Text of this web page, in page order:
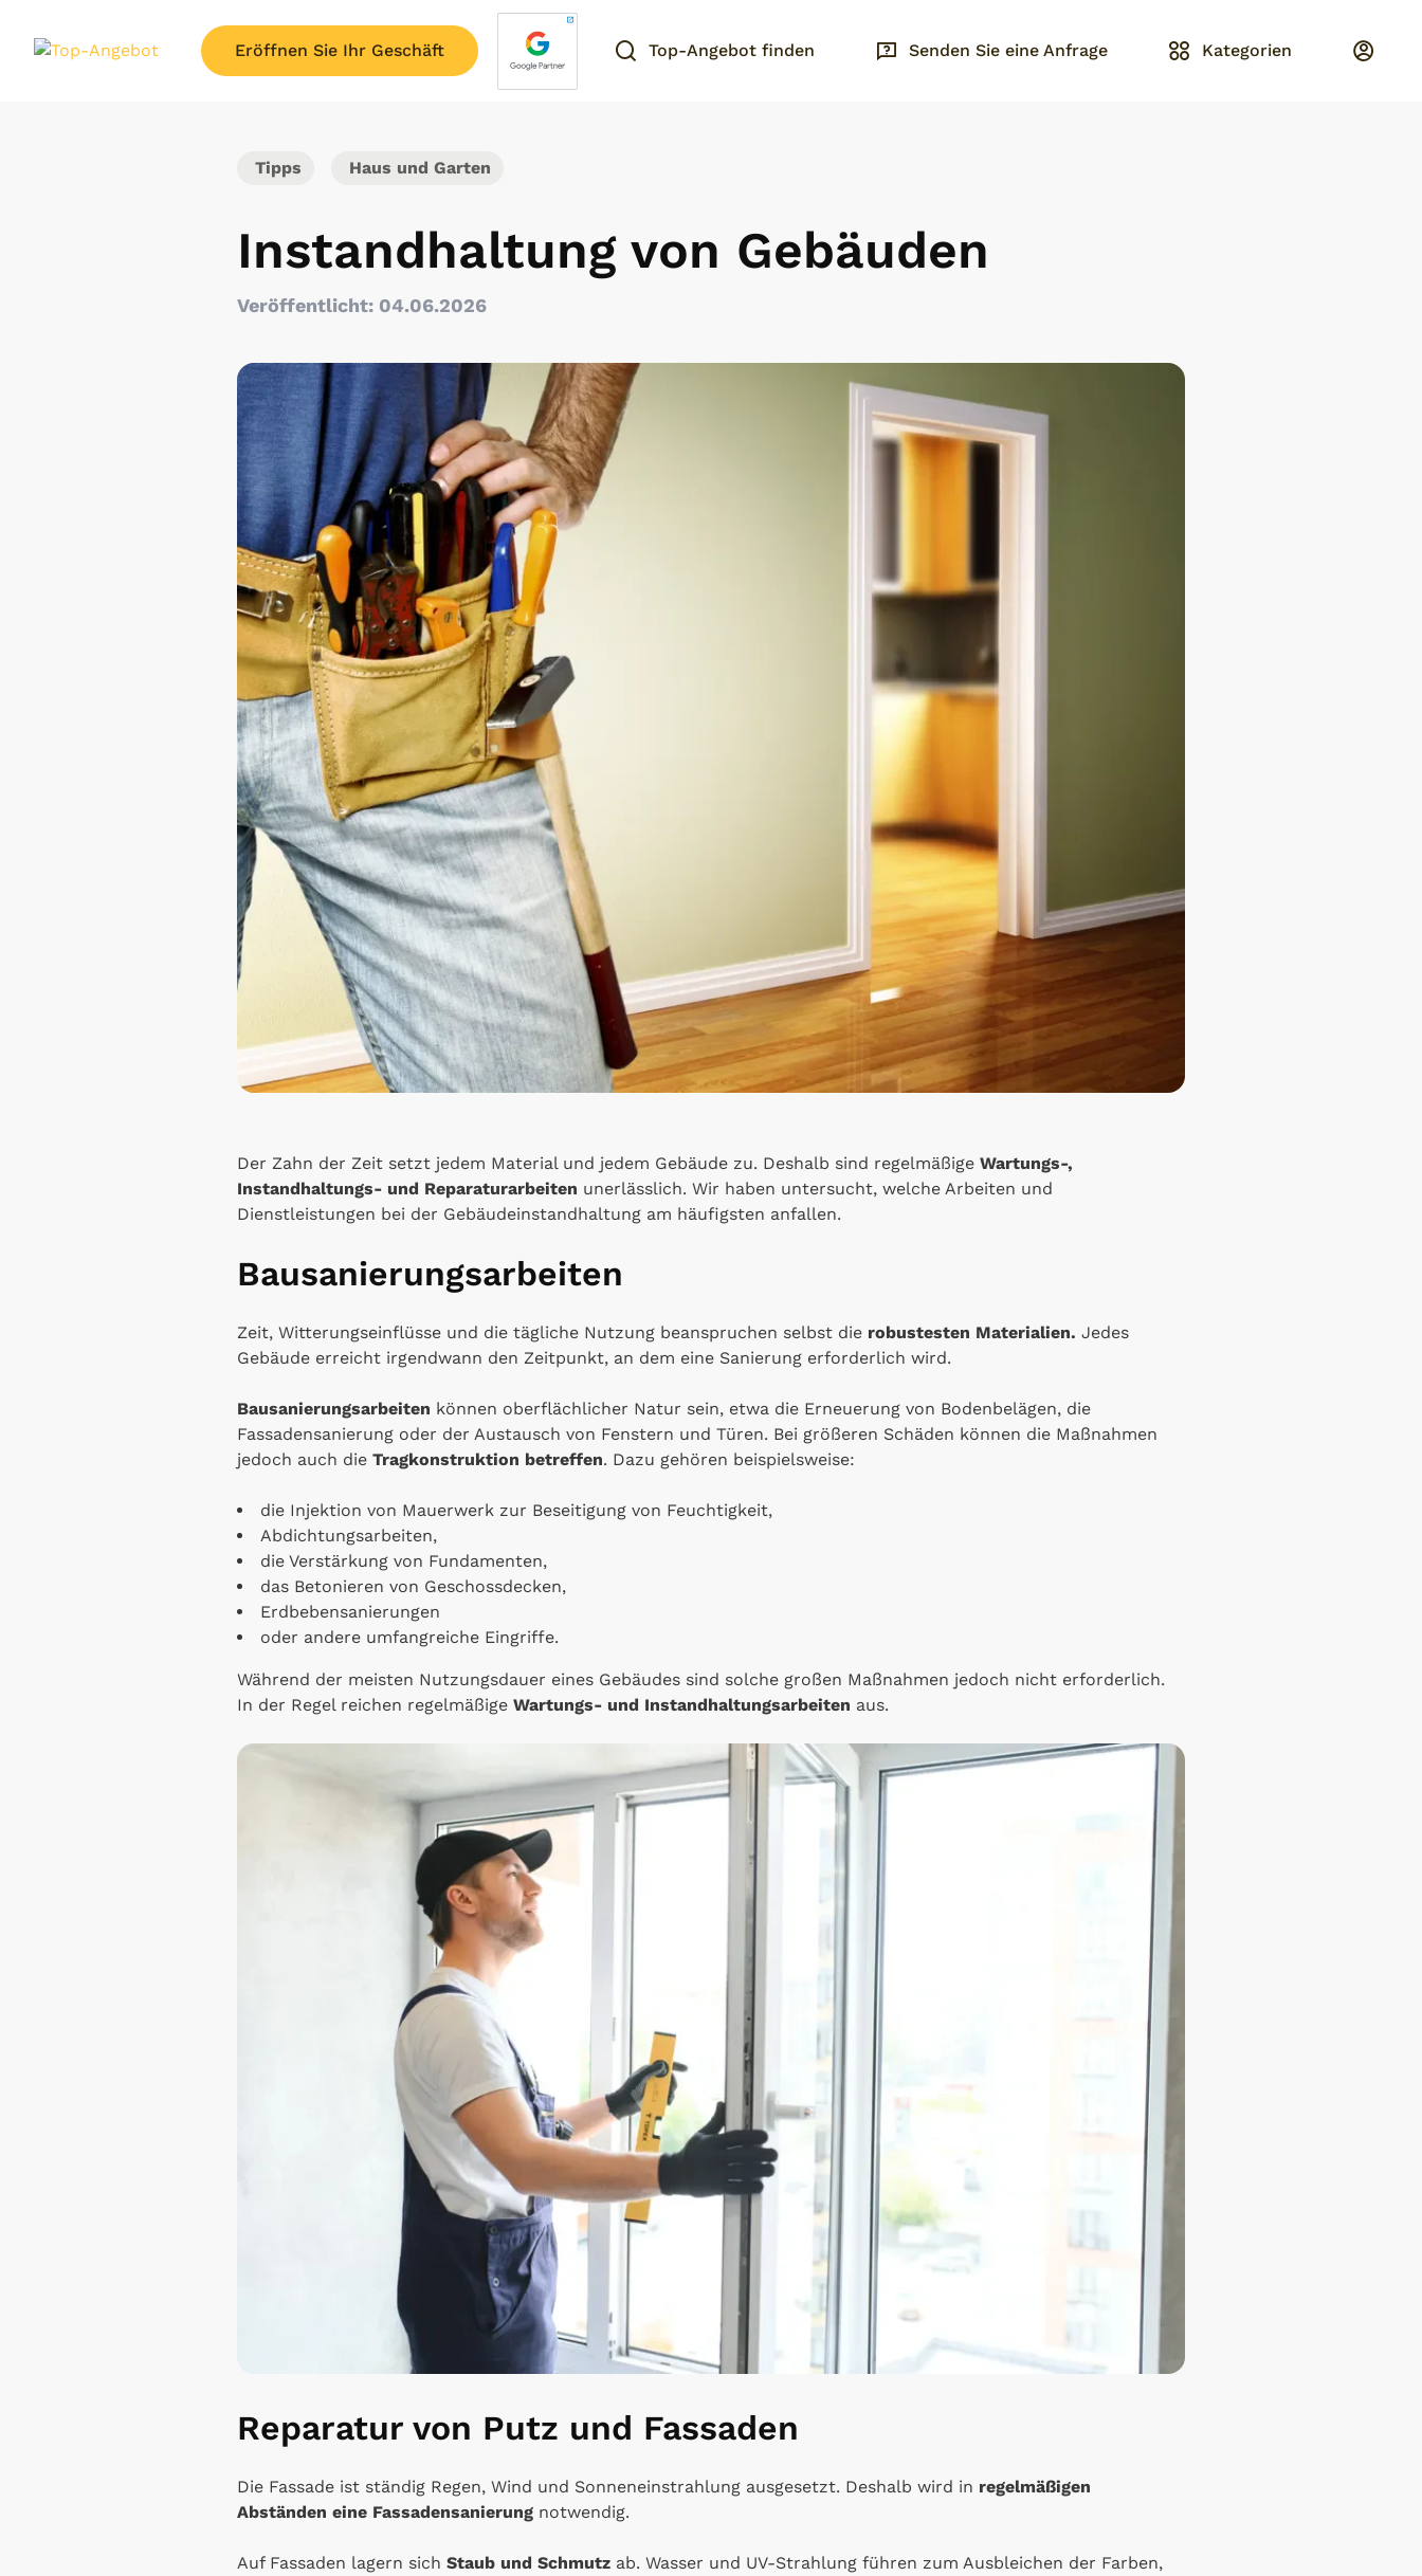
Eröffnen Sie Ihr Geschäft Top-Angebot finden Senden Sie eine Anfrage Kategorien
Tipps Haus und Garten
Instandhaltung von Gebäuden
Veröffentlicht: 04.06.2026
Der Zahn der Zeit setzt jedem Material und jedem Gebäude zu. Deshalb sind regelmäßige Wartungs-,
Instandhaltungs- und Reparaturarbeiten unerlässlich. Wir haben untersucht, welche Arbeiten und
Dienstleistungen bei der Gebäudeinstandhaltung am häufigsten anfallen.
Bausanierungsarbeiten
Zeit, Witterungseinflüsse und die tägliche Nutzung beanspruchen selbst die robustesten Materialien. Jedes
Gebäude erreicht irgendwann den Zeitpunkt, an dem eine Sanierung erforderlich wird.
Bausanierungsarbeiten können oberflächlicher Natur sein, etwa die Erneuerung von Bodenbelägen, die
Fassadensanierung oder der Austausch von Fenstern und Türen. Bei größeren Schäden können die Maßnahmen
jedoch auch die Tragkonstruktion betreffen. Dazu gehören beispielsweise:
die Injektion von Mauerwerk zur Beseitigung von Feuchtigkeit,
Abdichtungsarbeiten,
die Verstärkung von Fundamenten,
das Betonieren von Geschossdecken,
Erdbebensanierungen
oder andere umfangreiche Eingriffe.
Während der meisten Nutzungsdauer eines Gebäudes sind solche großen Maßnahmen jedoch nicht erforderlich.
In der Regel reichen regelmäßige Wartungs- und Instandhaltungsarbeiten aus.
Reparatur von Putz und Fassaden
Die Fassade ist ständig Regen, Wind und Sonneneinstrahlung ausgesetzt. Deshalb wird in regelmäßigen
Abständen eine Fassadensanierung notwendig.
Auf Fassaden lagern sich Staub und Schmutz ab. Wasser und UV-Strahlung führen zum Ausbleichen der Farben,